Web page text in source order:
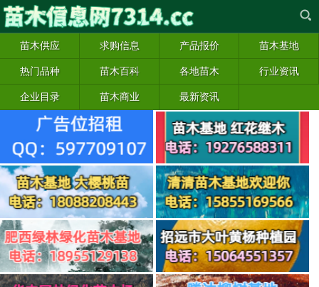
苗木供应 求购信息 产品报价 苗木基地
热门品种 苗木百科 各地苗木 行业资讯
企业目录 苗木商业 最新资讯